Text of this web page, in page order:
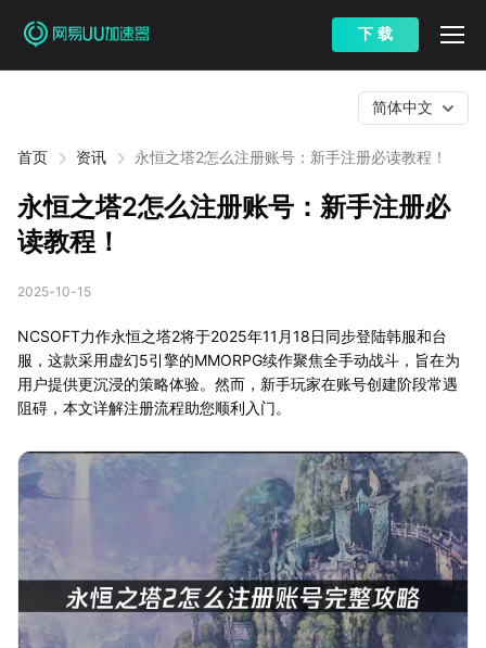
下 载
首页 资讯 永恒之塔2怎么注册账号：新手注册必读教程！
简体中文
永恒之塔2怎么注册账号：新手注册必
读教程！
2025-10-15
NCSOFT力作永恒之塔2将于2025年11月18日同步登陆韩服和台
服，这款采用虚幻5引擎的MMORPG续作聚焦全手动战斗，旨在为
用户提供更沉浸的策略体验。然而，新手玩家在账号创建阶段常遇
阻碍，本文详解注册流程助您顺利入门。